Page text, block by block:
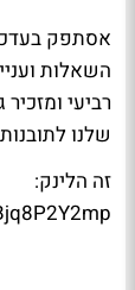
אסתפק
השאלות
רביעי
שלנו
זה הלינק: